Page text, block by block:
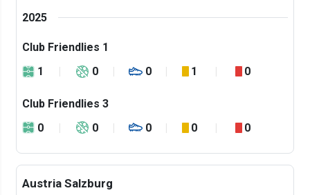
2025
Club Friendlies 1
1
0 0 1 0
Club Friendlies 3
0
0 0 0 0
Austria Salzburg